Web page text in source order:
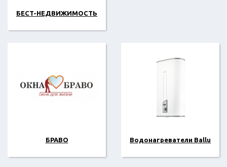
БECT-НЕДВИЖИМОСТЬ
БРАВО Водонагреватели Ballu